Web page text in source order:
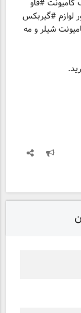
#فاو
لوازم #گیربکس
شیلر و مه